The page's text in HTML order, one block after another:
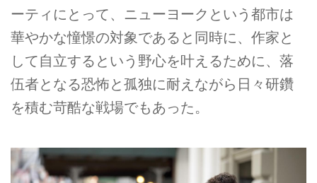
ーティにとって、ニューヨークという都市は
華やかな憧憬の対象であると同時に、作家と
して自立するという野心を叶えるために、落
伍者となる恐怖と孤独に耐えながら日々研鑽
を積む苛酷な戦場でもあった。